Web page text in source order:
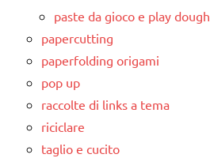
paste da gioco e play dough
papercutting
paperfolding origami
pop up
raccolte di links a tema
riciclare
taglio e cucito